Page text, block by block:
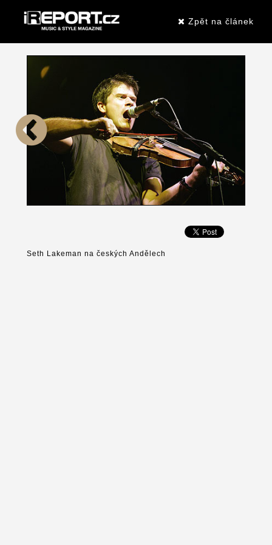
Zpět na článek
Seth Lakeman na českých Andělech